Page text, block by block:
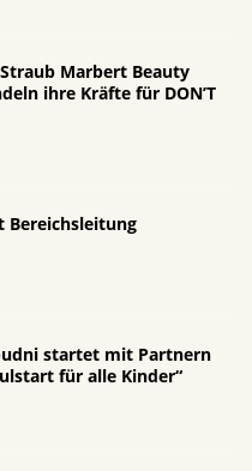
Marbert Beauty
ihre Kräfte für DON’T
Bereichsleitung
startet mit Partnern
für alle Kinder“